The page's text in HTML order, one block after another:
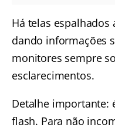
Há telas
dando informações
monitores sempre
esclarecimentos.
Detalhe importante:
flash. Para não